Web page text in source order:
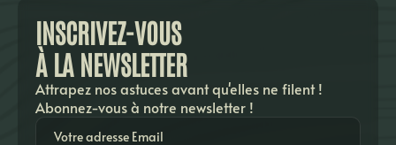
INSCRIVEZ-VOUS
À LA NEWSLETTER
Attrapez nos astuces avant qu'elles ne filent !
Abonnez-vous à notre newsletter !